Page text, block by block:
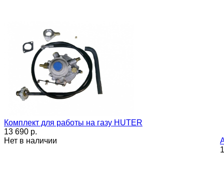
Комплект для работы на газу HUTER
13 690 p.
Нет в наличии